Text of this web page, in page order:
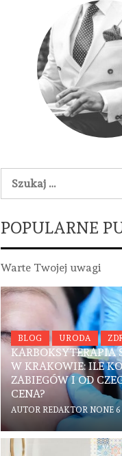
POPULARNE
Warte Twojej uwagi
BLOG URODA
KARBOKSYTERAPIA
W KRAKOWIE: ILE
ZABIEGÓW I OD
CENA?
AUTOR REDAKTOR NONE 6